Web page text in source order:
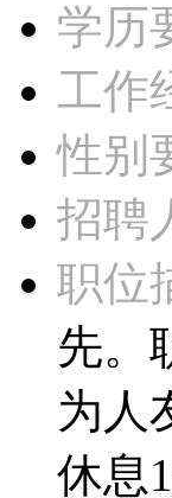
学历
工作
性别
招聘
职位
先。
为人
休息